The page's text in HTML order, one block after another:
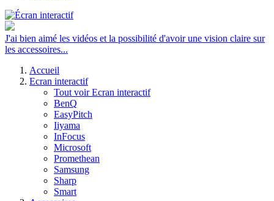
J'ai bien aimé les vidéos et la possibilité d'avoir une vision claire sur
les accessoires...
Accueil
Ecran interactif
Tout voir Ecran interactif
BenQ
EasyPitch
Iiyama
InFocus
Microsoft
Promethean
Samsung
Sharp
Smart